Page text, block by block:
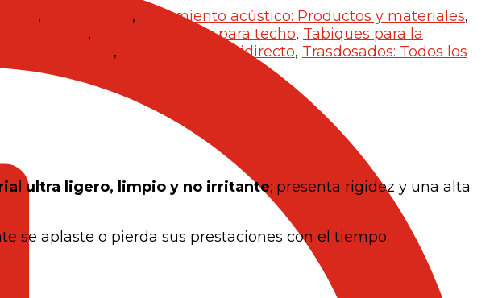
, , Aislamiento acústico: Productos y materiales,
, Otros accesorios para techo, Tabiques para la
, Trasdosado semidirecto, Trasdosados: Todos los
ultra ligero, limpio y no irritante; presenta rigidez y una alta
se aplaste o pierda sus prestaciones con el tiempo.